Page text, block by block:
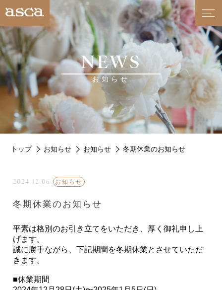
NEWS
お知らせ
トップ お知らせ お知らせ 冬期休業のお知らせ
2024.12.06 お知らせ
冬期休業のお知らせ
平素は格別のお引き立てをいただき、厚く御礼申し上
げます。
誠に勝手ながら、下記期間を冬期休業とさせていただ
きます。
■休業期間